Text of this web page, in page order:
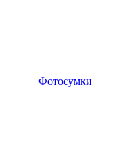
Фотосумки